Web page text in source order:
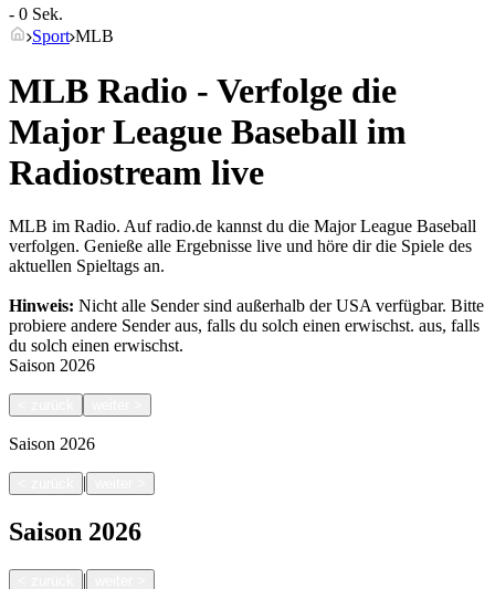
- 0 Sek.
Sport MLB
MLB Radio - Verfolge die
Major League Baseball im
Radiostream live
MLB im Radio. Auf radio.de kannst du die Major League Baseball
verfolgen. Genieße alle Ergebnisse live und höre dir die Spiele des
aktuellen Spieltags an.
Hinweis: Nicht alle Sender sind außerhalb der USA verfügbar. Bitte
probiere andere Sender aus, falls du solch einen erwischst. aus, falls
du solch einen erwischst.
Saison 2026
Saison 2026
|
Saison 2026
|